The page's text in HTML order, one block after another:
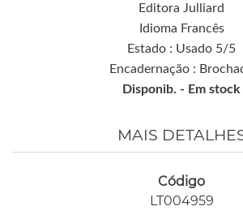
Editora Julliard
Idioma Francês
Estado : Usado 5/5
Encadernação :
Disponib. - Em stock
MAIS
Código
LT004959